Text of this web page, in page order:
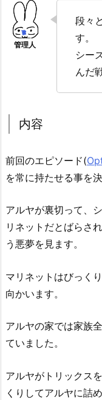
段々
す。
シー
んだ
内容
前回のエピソード(
を常に持たせる事を
アルヤが裏切って、
リネットだとばらさ
う悪夢を見ます。
マリネットはびっく
向かいます。
アルヤの家では家族
ていました。
アルヤがトリックス
くりしてアルヤに詰